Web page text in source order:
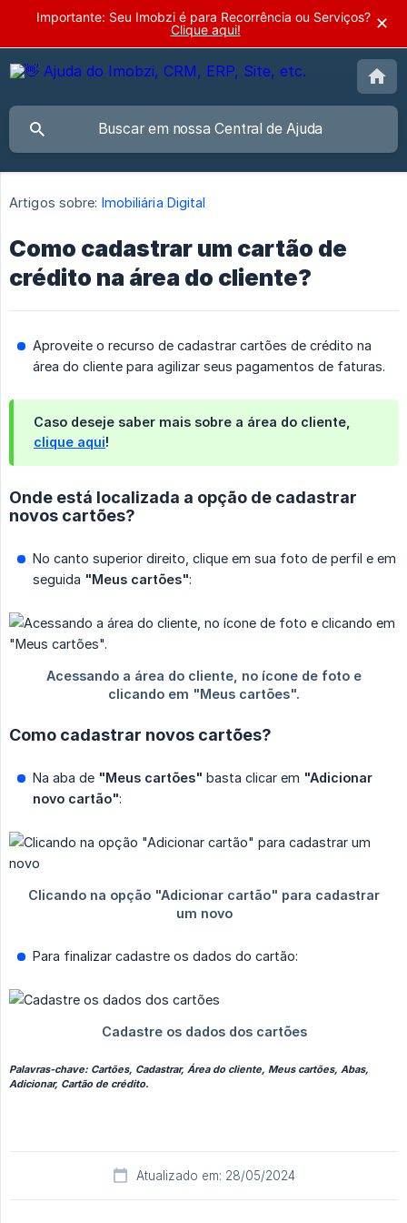
Importante: Seu Imobzi é para Recorrência ou Serviços?
Clique aqui!
✕
Artigos sobre: Imobiliária Digital
Como cadastrar um cartão de
crédito na área do cliente?
Aproveite o recurso de cadastrar cartões de crédito na
área do cliente para agilizar seus pagamentos de faturas.
Caso deseje saber mais sobre a área do cliente,
clique aqui!
Onde está localizada a opção de cadastrar
novos cartões?
No canto superior direito, clique em sua foto de perfil e em
seguida "Meus cartões":
Como cadastrar novos cartões?
Na aba de "Meus cartões" basta clicar em "Adicionar
novo cartão":
Para finalizar cadastre os dados do cartão:
Palavras-chave: Cartões, Cadastrar, Área do cliente, Meus cartões, Abas,
Adicionar, Cartão de crédito.
Atualizado em: 28/05/2024